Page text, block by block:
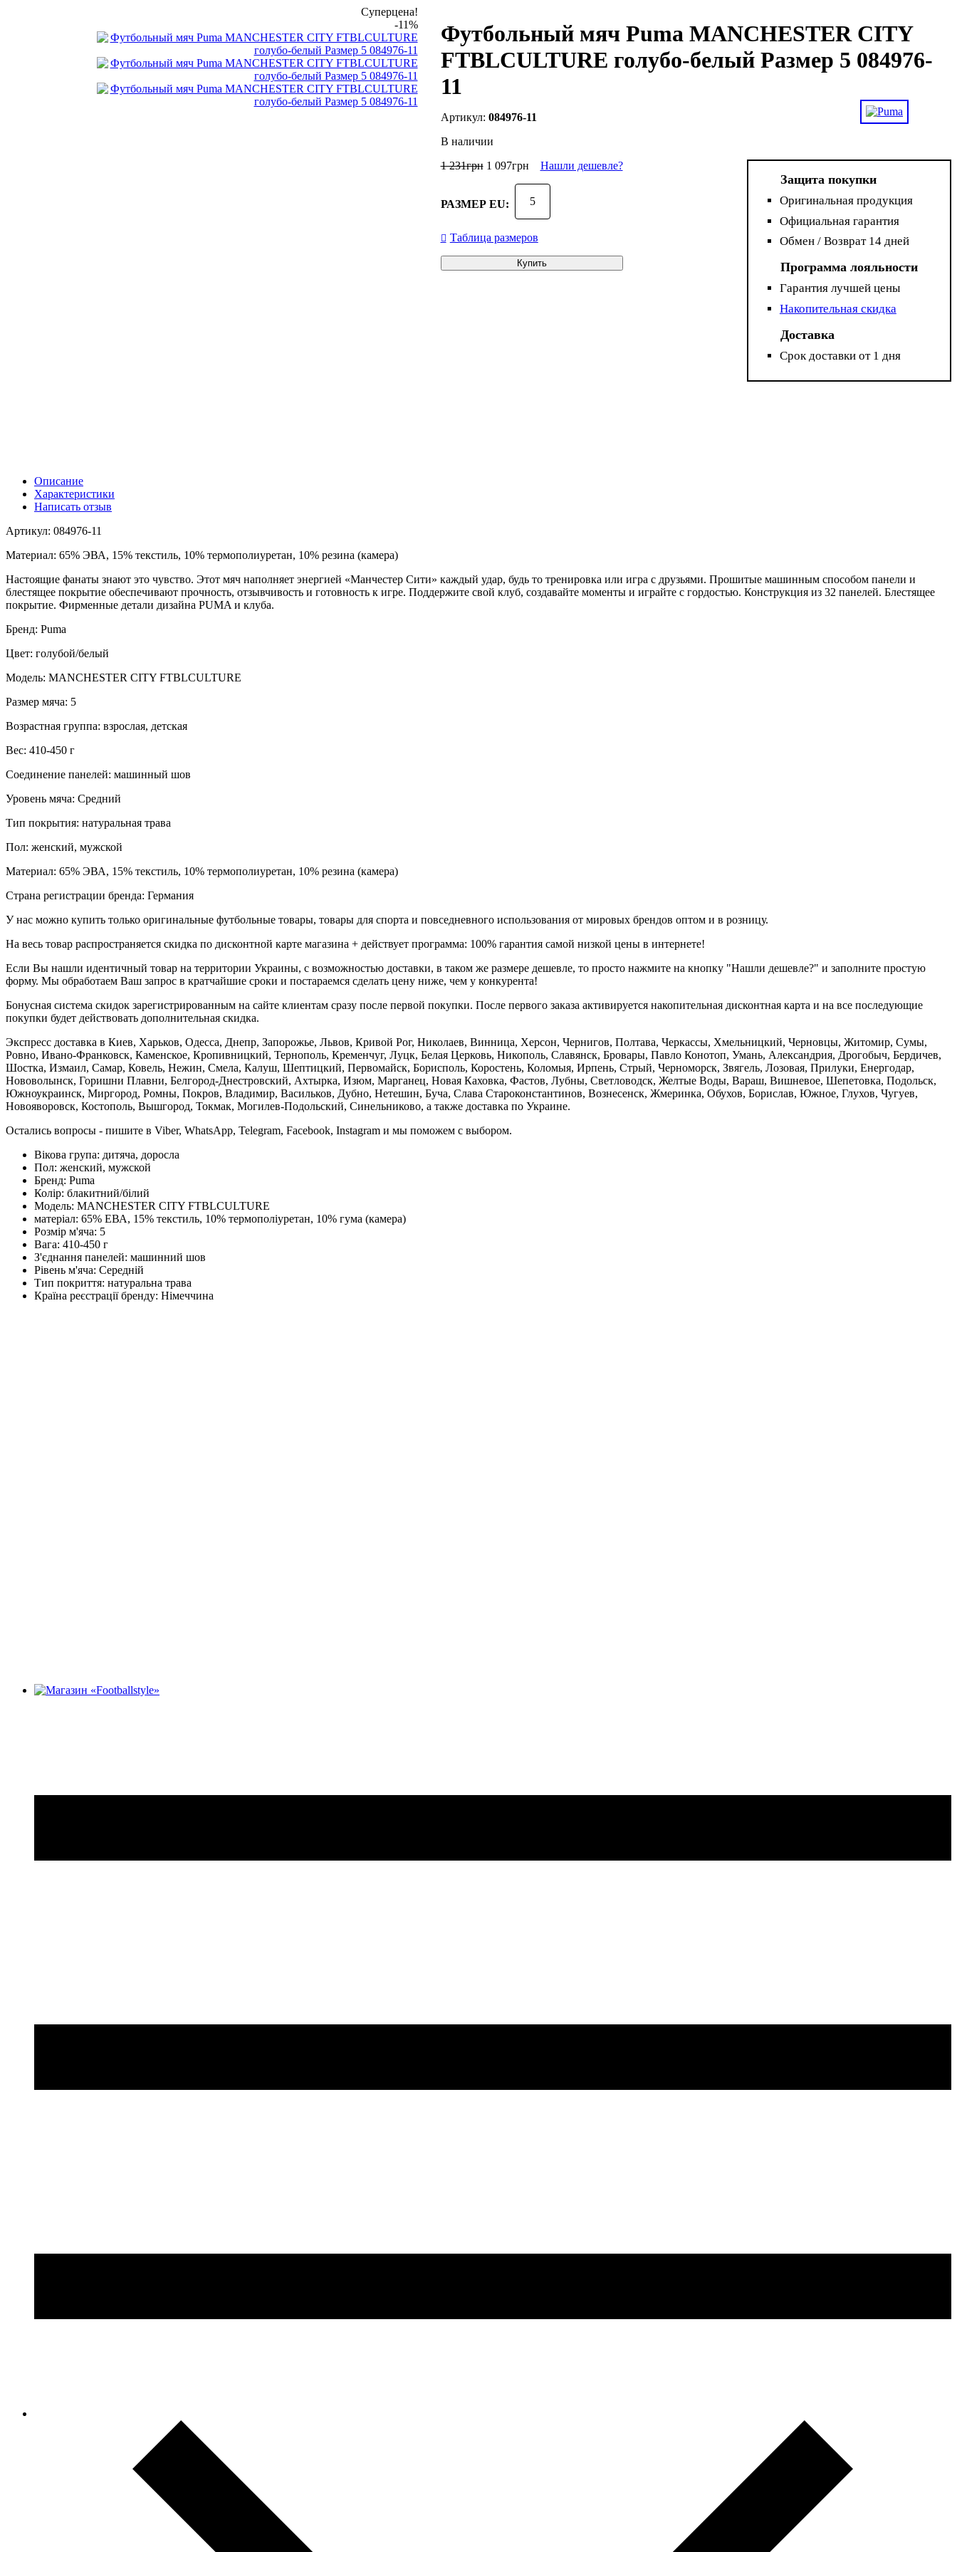
Суперцена!
-11%
Футбольный мяч Puma MANCHESTER CITY
FTBLCULTURE голубо-белый Размер 5 084976-
11
084976-11
В наличии
1 231грн 1 097грн Нашли дешевле?
РАЗМЕР EU: 5
Таблица размеров
Купить
Защита покупки
Оригинальная продукция
Официальная гарантия
Обмен / Возврат 14 дней
Программа лояльности
Гарантия лучшей цены
Накопительная скидка
Доставка
Срок доставки от 1 дня
Описание
Характеристики
Написать отзыв
Артикул: 084976-11
Материал: 65% ЭВА, 15% текстиль, 10% термополиуретан, 10% резина (камера)
Настоящие фанаты знают это чувство. Этот мяч наполняет энергией «Манчестер Сити» каждый удар, будь то тренировка или игра с друзьями. Прошитые машинным способом панели и
блестящее покрытие обеспечивают прочность, отзывчивость и готовность к игре. Поддержите свой клуб, создавайте моменты и играйте с гордостью. Конструкция из 32 панелей. Блестящее
покрытие. Фирменные детали дизайна PUMA и клуба.
Бренд: Puma
Цвет: голубой/белый
Модель: MANCHESTER CITY FTBLCULTURE
Размер мяча: 5
Возрастная группа: взрослая, детская
Вес: 410-450 г
Соединение панелей: машинный шов
Уровень мяча: Средний
Тип покрытия: натуральная трава
Пол: женский, мужской
Материал: 65% ЭВА, 15% текстиль, 10% термополиуретан, 10% резина (камера)
Страна регистрации бренда: Германия
У нас можно купить только оригинальные футбольные товары, товары для спорта и повседневного использования от мировых брендов оптом и в розницу.
На весь товар распространяется скидка по дисконтной карте магазина + действует программа: 100% гарантия самой низкой цены в интернете!
Если Вы нашли идентичный товар на территории Украины, с возможностью доставки, в таком же размере дешевле, то просто нажмите на кнопку "Нашли дешевле?" и заполните простую
форму. Мы обработаем Ваш запрос в кратчайшие сроки и постараемся сделать цену ниже, чем у конкурента!
Бонусная система скидок зарегистрированным на сайте клиентам сразу после первой покупки. После первого заказа активируется накопительная дисконтная карта и на все последующие
покупки будет действовать дополнительная скидка.
Экспресс доставка в Киев, Харьков, Одесса, Днепр, Запорожье, Львов, Кривой Рог, Николаев, Винница, Херсон, Чернигов, Полтава, Черкассы, Хмельницкий, Черновцы, Житомир, Сумы,
Ровно, Ивано-Франковск, Каменское, Кропивницкий, Тернополь, Кременчуг, Луцк, Белая Церковь, Никополь, Славянск, Бровары, Павло Конотоп, Умань, Александрия, Дрогобыч, Бердичев,
Шостка, Измаил, Самар, Ковель, Нежин, Смела, Калуш, Шептицкий, Первомайск, Борисполь, Коростень, Коломыя, Ирпень, Стрый, Черноморск, Звягель, Лозовая, Прилуки, Енергодар,
Нововолынск, Горишни Плавни, Белгород-Днестровский, Ахтырка, Изюм, Марганец, Новая Каховка, Фастов, Лубны, Светловодск, Желтые Воды, Вараш, Вишневое, Шепетовка, Подольск,
Южноукраинск, Миргород, Ромны, Покров, Владимир, Васильков, Дубно, Нетешин, Буча, Слава Староконстантинов, Вознесенск, Жмеринка, Обухов, Борислав, Южное, Глухов, Чугуев,
Новояворовск, Костополь, Вышгород, Токмак, Могилев-Подольский, Синельниково, а также доставка по Украине.
Остались вопросы - пишите в Viber, WhatsApp, Telegram, Facebook, Instagram и мы поможем с выбором.
Вікова група: дитяча, доросла
Пол: женский, мужской
Бренд: Puma
Колір: блакитний/білий
Модель: MANCHESTER CITY FTBLCULTURE
матеріал: 65% ЕВА, 15% текстиль, 10% термополіуретан, 10% гума (камера)
Розмір м'яча: 5
Вага: 410-450 г
З'єднання панелей: машинний шов
Рівень м'яча: Середній
Тип покриття: натуральна трава
Країна реєстрації бренду: Німеччина